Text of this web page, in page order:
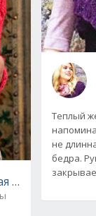
грация",
Теплый
не
бедра.